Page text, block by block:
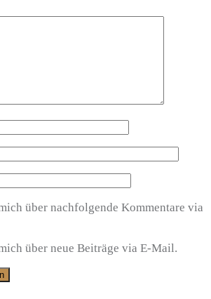
über nachfolgende Kommentare via
über neue Beiträge via E-Mail.